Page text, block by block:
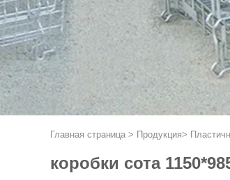
Главная страница > Продукция>
коробки сота